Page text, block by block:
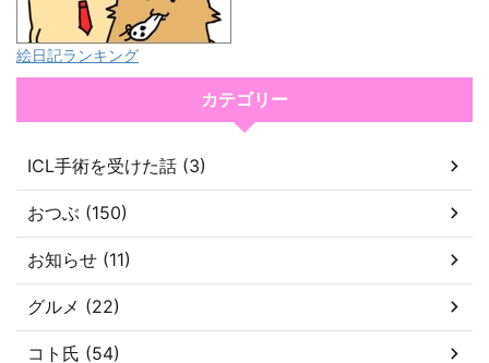
絵日記ランキング
カテゴリー
ICL手術を受けた話 (3)
おつぶ (150)
お知らせ (11)
グルメ (22)
コト氏 (54)